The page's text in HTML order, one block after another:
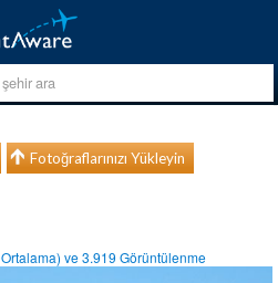
Fotoğraflarınızı Yükleyin
Ortalama) ve3.919 Görüntülenme